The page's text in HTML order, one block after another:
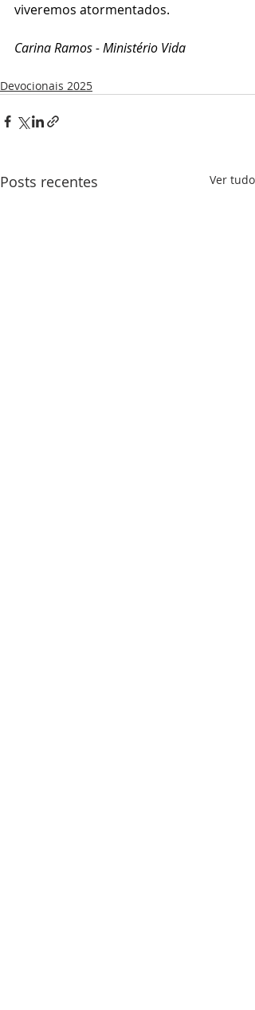
viveremos atormentados.
Carina Ramos - Ministério Vida
Devocionais 2025
Posts recentes Ver tudo